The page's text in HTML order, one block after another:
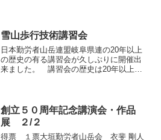
出されました。新役...
雪山歩行技術講習会
日本勤労者山岳連盟岐阜県連の20年以上
の歴史の有る講習会が久しぶりに開催出
来ました。 講習会の歴史は20年以上で
び、学習会...
創立５０周年記念講演会・作品
展 ２/２
得票 １票大垣勤労者山岳会 衣斐 剛人